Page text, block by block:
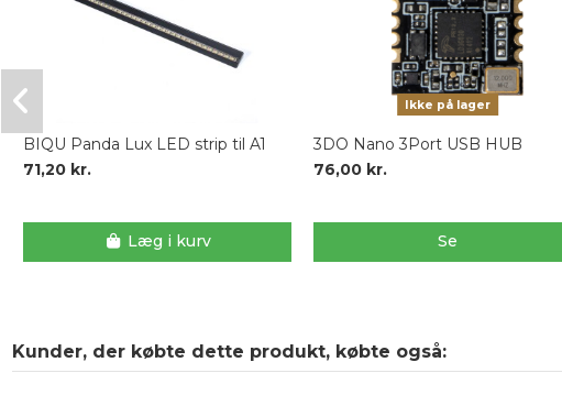
BIQU Panda Lux LED strip til A1
71,20 kr.
Læg i kurv
Ikke på lager
3DO Nano 3Port USB HUB
76,00 kr.
Se
Kunder, der købte dette produkt, købte også: